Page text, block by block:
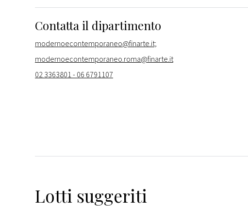
Contatta il dipartimento
modernoecontemporaneo@finarte.it;
modernoecontemporaneo.roma@finarte.it
02 3363801 - 06 6791107
Lotti suggeriti